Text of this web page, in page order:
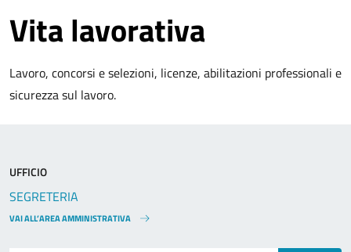
Vita lavorativa
Lavoro, concorsi e selezioni, licenze, abilitazioni professionali e
sicurezza sul lavoro.
UFFICIO
SEGRETERIA
VAI ALL’AREA AMMINISTRATIVA